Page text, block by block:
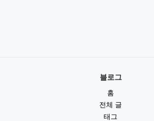
블로그
홈
전체 글
태그